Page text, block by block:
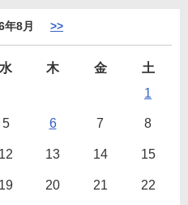
年8月 >>
水 木 金
土
1
5 6 7 8
12 13 14 15
19 20 21 22